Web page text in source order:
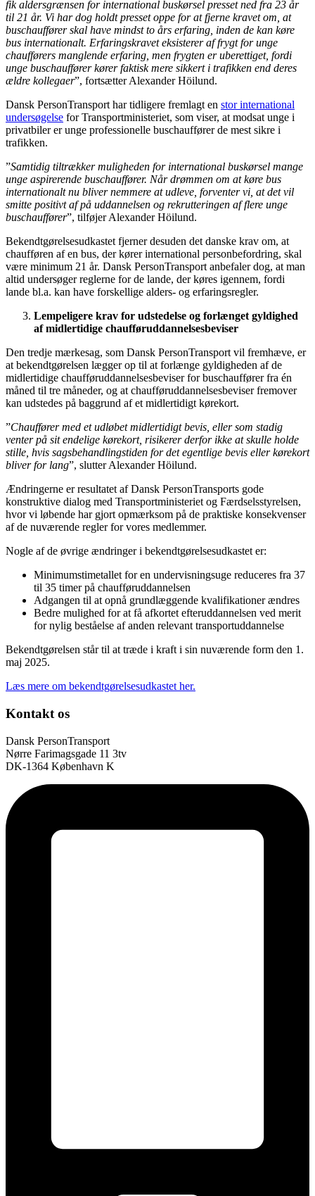
fik aldersgrænsen for international buskørsel presset ned fra 23 år
til 21 år. Vi har dog holdt presset oppe for at fjerne kravet om, at
buschauffører skal have mindst to års erfaring, inden de kan køre
bus internationalt. Erfaringskravet eksisterer af frygt for unge
chaufførers manglende erfaring, men frygten er uberettiget, fordi
unge buschauffører kører faktisk mere sikkert i trafikken end deres
ældre kollegaer”, fortsætter Alexander Höilund.
Dansk PersonTransport har tidligere fremlagt en stor international
undersøgelse for Transportministeriet, som viser, at modsat unge i
privatbiler er unge professionelle buschauffører de mest sikre i
trafikken.
”Samtidig tiltrækker muligheden for international buskørsel mange
unge aspirerende buschauffører. Når drømmen om at køre bus
internationalt nu bliver nemmere at udleve, forventer vi, at det vil
smitte positivt af på uddannelsen og rekrutteringen af flere unge
buschauffører”, tilføjer Alexander Höilund.
Bekendtgørelsesudkastet fjerner desuden det danske krav om, at
chaufføren af en bus, der kører international personbefordring, skal
være minimum 21 år. Dansk PersonTransport anbefaler dog, at man
altid undersøger reglerne for de lande, der køres igennem, fordi
lande bl.a. kan have forskellige alders- og erfaringsregler.
Lempeligere krav for udstedelse og forlænget gyldighed
af midlertidige chauffør­uddannelses­beviser
Den tredje mærkesag, som Dansk PersonTransport vil fremhæve, er
at bekendtgørelsen lægger op til at forlænge gyldigheden af de
midlertidige chaufføruddannelsesbeviser for buschauffører fra én
måned til tre måneder, og at chaufføruddannelsesbeviser fremover
kan udstedes på baggrund af et midlertidigt kørekort.
”Chauffører med et udløbet midlertidigt bevis, eller som stadig
venter på sit endelige kørekort, risikerer derfor ikke at skulle holde
stille, hvis sagsbehandlingstiden for det egentlige bevis eller kørekort
bliver for lang”, slutter Alexander Höilund.
Ændringerne er resultatet af Dansk PersonTransports gode
konstruktive dialog med Transportministeriet og Færdselsstyrelsen,
hvor vi løbende har gjort opmærksom på de praktiske konsekvenser
af de nuværende regler for vores medlemmer.
Nogle af de øvrige ændringer i bekendtgørelsesudkastet er:
Minimumstimetallet for en undervisningsuge reduceres fra 37
til 35 timer på chaufføruddannelsen
Adgangen til at opnå grundlæggende kvalifikationer ændres
Bedre mulighed for at få afkortet efteruddannelsen ved merit
for nylig beståelse af anden relevant transportuddannelse
Bekendtgørelsen står til at træde i kraft i sin nuværende form den 1.
maj 2025.
Læs mere om bekendtgørelsesudkastet her.
Kontakt os
Dansk PersonTransport
Nørre Farimagsgade 11 3tv
DK-1364 København K